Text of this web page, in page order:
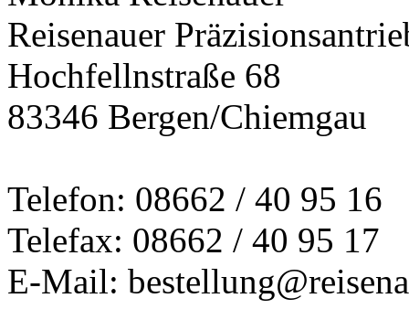
Reisenauer
Hochfellnstraße 68
83346 Bergen/Chiemgau
Telefon: 08662 / 40 95 16
Telefax: 08662 / 40 95 17
E-Mail: